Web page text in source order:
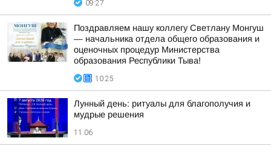
09:27
Поздравляем нашу коллегу Светлану Монгуш
— начальника отдела общего образования и
оценочных процедур Министерства
образования Республики Тыва!
10:25
Лунный день: ритуалы для благополучия и
мудрые решения
11:06